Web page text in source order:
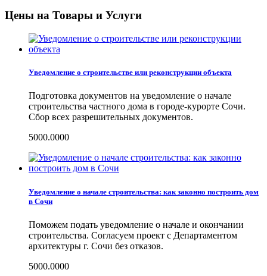
Цены на Товары и Услуги
Уведомление о строительстве или реконструкции объекта
Подготовка документов на уведомление о начале
строительства частного дома в городе-курорте Сочи.
Сбор всех разрешительных документов.
5000.0000
Уведомление о начале строительства: как законно построить дом
в Сочи
Поможем подать уведомление о начале и окончании
строительства. Согласуем проект с Департаментом
архитектуры г. Сочи без отказов.
5000.0000